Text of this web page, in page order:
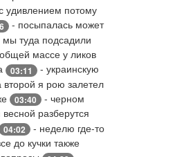
удивлением потому
- посыпалась может
мы туда подсадили
массе у ликов
03:11
- украинскую
я рою залетел
03:40
- черном
разберутся
04:02
- неделю где-то
до кучки также